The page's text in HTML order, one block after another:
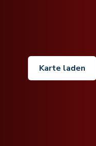
Karte laden